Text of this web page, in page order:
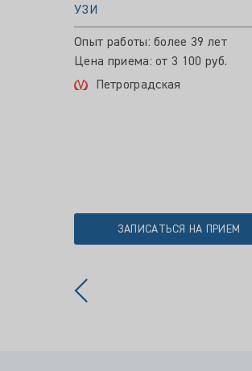
УЗИ
Опыт работы: более 39 лет
Цена приема: от 3 100 руб.
Петроградская
ЗАПИСАТЬСЯ НА ПРИЕМ